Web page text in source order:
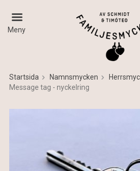
Meny
Produkten har blivit tillagd i
Startsida Namnsmycken
Message tag - nyckelring